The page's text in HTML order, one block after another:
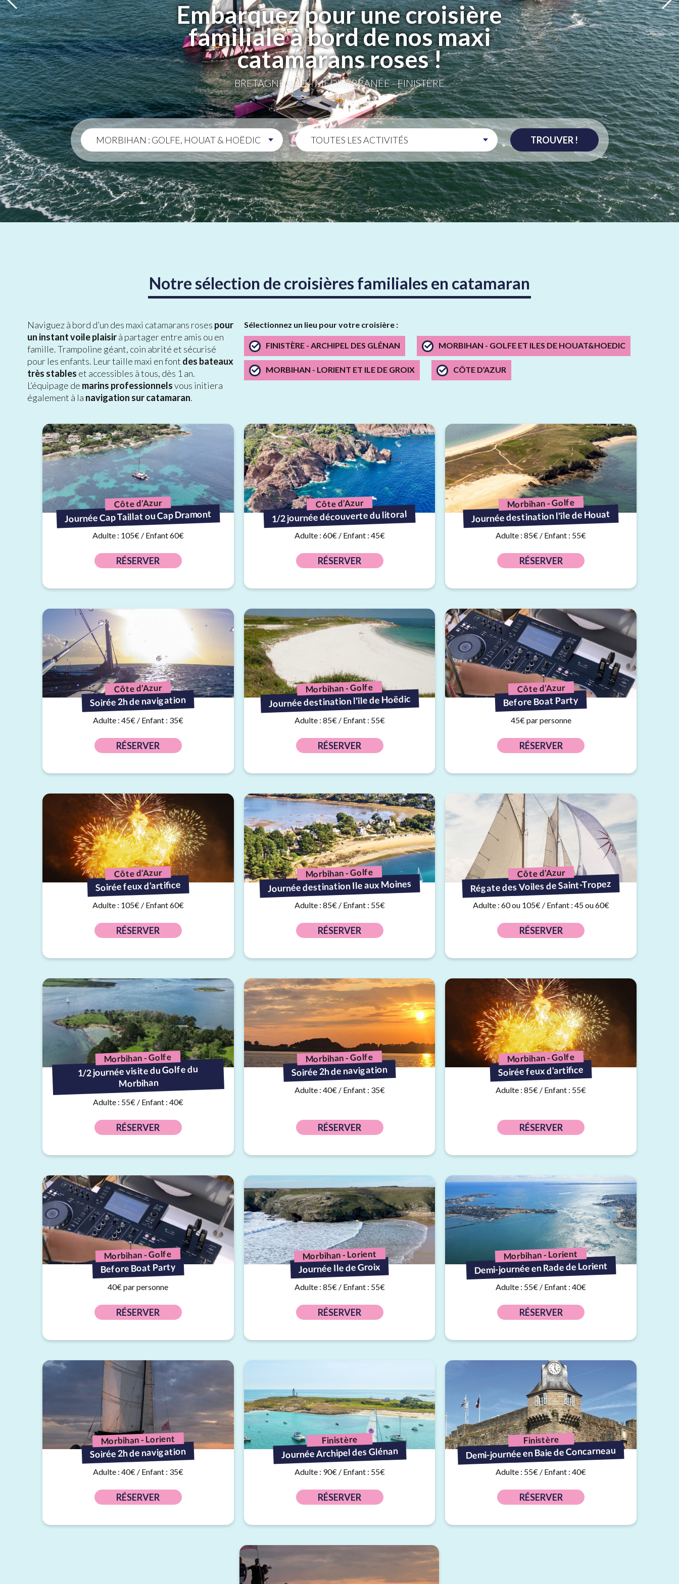
Embarquez pour une croisière
familiale à bord de nos maxi
catamarans roses !
BRETAGNE SUD - MÉDITERRANÉE - FINISTÈRE
Notre sélection de croisières familiales en catamaran
Naviguez à bord d’un des maxi catamarans roses pour
un instant voile plaisirà partager entre amis ou en
famille. Trampoline géant, coin abrité et sécurisé
pour les enfants. Leur taille maxi en font des bateaux
très stables et accessibles à tous, dès 1 an.
L’équipage de marins professionnelsvous initiera
également à la navigation sur catamaran.
Sélectionnez un lieu pour votre croisière :
FINISTÈRE - ARCHIPEL DES GLÉNAN MORBIHAN - GOLFE ET ILES DE HOUAT&HOEDIC
MORBIHAN - LORIENT ET ILE DE GROIX CÔTE D’AZUR
Côte d’Azur
Journée Cap Taillat ou Cap Dramont
Adulte : 105€ / Enfant 60€
RÉSERVER
Côte d’Azur
1/2 journée découverte du litoral
Adulte : 60€ / Enfant : 45€
RÉSERVER
Morbihan - Golfe
Journée destination l'île de Houat
Adulte : 85€ / Enfant : 55€
RÉSERVER
Côte d’Azur
Soirée 2h de navigation
Adulte : 45€ / Enfant : 35€
RÉSERVER
Morbihan - Golfe
Journée destination l'île de Hoëdic
Adulte : 85€ / Enfant : 55€
RÉSERVER
Côte d’Azur
Before Boat Party
45€ par personne
RÉSERVER
Côte d’Azur
Soirée feux d'artifice
Adulte : 105€ / Enfant 60€
RÉSERVER
Morbihan - Golfe
Journée destination Ile aux Moines
Adulte : 85€ / Enfant : 55€
RÉSERVER
Côte d’Azur
Régate des Voiles de Saint-Tropez
Adulte : 60 ou 105€ / Enfant : 45 ou 60€
RÉSERVER
Morbihan - Golfe
1/2 journée visite du Golfe du
Morbihan
Adulte : 55€ / Enfant : 40€
RÉSERVER
Morbihan - Golfe
Soirée 2h de navigation
Adulte : 40€ / Enfant : 35€
RÉSERVER
Morbihan - Golfe
Soirée feux d'artifice
Adulte : 85€ / Enfant : 55€
RÉSERVER
Morbihan - Golfe
Before Boat Party
40€ par personne
RÉSERVER
Morbihan - Lorient
Journée Ile de Groix
Adulte : 85€ / Enfant : 55€
RÉSERVER
Morbihan - Lorient
Demi-journée en Rade de Lorient
Adulte : 55€ / Enfant : 40€
RÉSERVER
Morbihan - Lorient
Soirée 2h de navigation
Adulte : 40€ / Enfant : 35€
RÉSERVER
Finistère
Journée Archipel des Glénan
Adulte : 90€ / Enfant : 55€
RÉSERVER
Finistère
Demi-journée en Baie de Concarneau
Adulte : 55€ / Enfant : 40€
RÉSERVER